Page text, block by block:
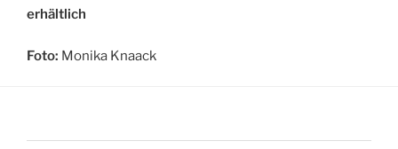
erhältlich
Foto: Monika Knaack